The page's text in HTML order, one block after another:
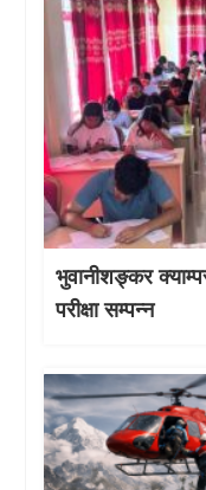
भुवानीशङ्कर
परीक्षा सम्पन्न